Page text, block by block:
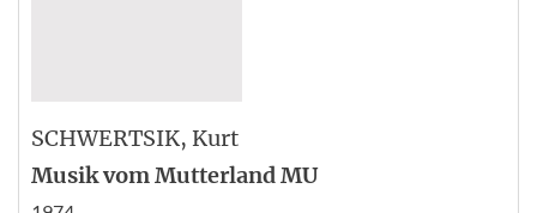
SCHWERTSIK, Kurt
Musik vom Mutterland MU